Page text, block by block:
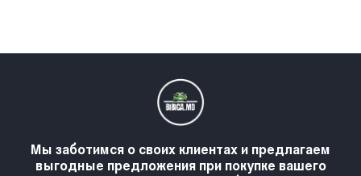
Мы заботимся о своих клиентах и предлагаем
выгодные предложения при покупке вашего